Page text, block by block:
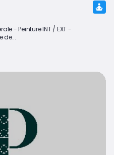
- Peinture INT / EXT -
de...